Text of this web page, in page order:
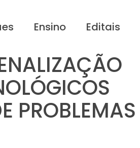
Ensino Editais
PROBLEMAS